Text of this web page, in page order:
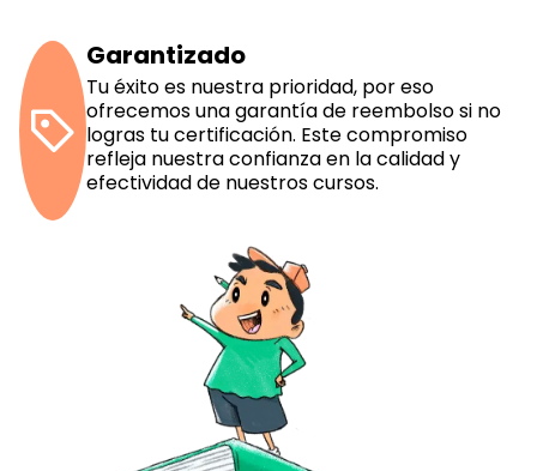
Garantizado
Tu éxito es nuestra prioridad, por eso
ofrecemos una garantía de reembolso si no
logras tu certificación. Este compromiso
refleja nuestra confianza en la calidad y
efectividad de nuestros cursos.